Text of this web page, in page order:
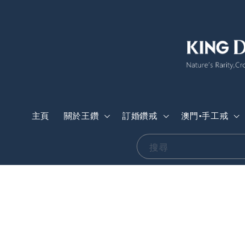
搜尋
主頁 關於王鑽 訂婚鑽戒 澳門•手工戒